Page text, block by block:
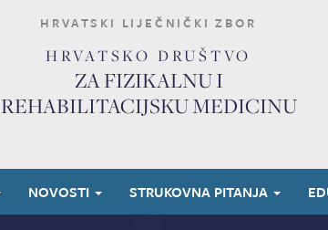
HRVATSKI LIJEČNIČKI ZBOR
HRVATSKO DRUŠTVO
ZA FIZIKALNU I
REHABILITACIJSKU MEDICINU
NOVOSTI STRUKOVNA PITANJA